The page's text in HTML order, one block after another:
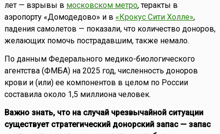
лет — взрывы в московском метро, теракты в
аэропорту «Домодедово» и в «Крокус Сити Холле»,
падения самолетов — показали, что количество доноров,
желающих помочь пострадавшим, также немало.
По данным Федерального медико-биологического
агентства (ФМБА) на 2025 год, численность доноров
крови и (или) ее компонентов в целом по России
составила около 1,5 миллиона человек.
Важно знать, что на случай чрезвычайной ситуации
существует стратегический донорский запас — запас